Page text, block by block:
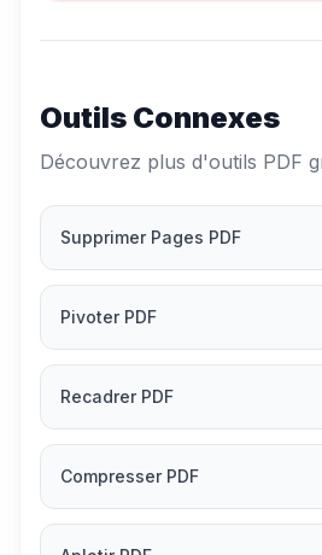
Outils Connexes
Découvrez plus d'outils PDF
Supprimer Pages PDF
Pivoter PDF
Recadrer PDF
Compresser PDF